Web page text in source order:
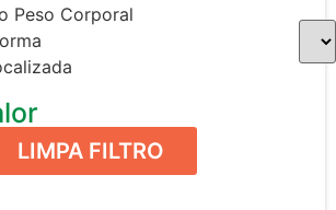
Peso Corporal
LIMPA FILTRO